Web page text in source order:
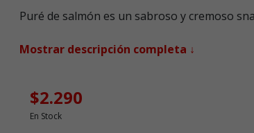
Puré de salmón es un sabroso y cremoso
Mostrar descripción completa ↓
$2.290
En Stock